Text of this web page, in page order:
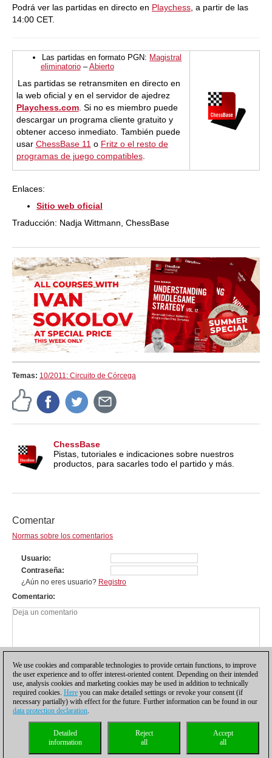
Podrá ver las partidas en directo en Playchess, a partir de las
14:00 CET.
Las partidas en formato PGN: Magistral
eliminatorio–Abierto
Las partidas se retransmiten en directo en
la web oficial y en el servidor de ajedrez
Playchess.com. Si no es miembro puede
descargar un programa cliente gratuito y
obtener acceso inmediato. También puede
usar ChessBase 11o Fritz o el resto de
programas de juego compatibles.
Enlaces:
Sitio web oficial
Traducción: Nadja Wittmann, ChessBase
Temas: 10/2011: Circuito de Córcega
ChessBase
Pistas, tutoriales e indicaciones sobre nuestros
productos, para sacarles todo el partido y más.
Comentar
Normas sobre los comentarios
Usuario
Contraseña
¿Aún no eres usuario? Registro
Comentario
Política de privacidad |Para contactar Cookies Management
Licencias
Compliance Hotline
We use cookies and comparable technologies to provide certain functions, to improve
the user experience and to offer interest-oriented content. Depending on their intended
use, analysis cookies and marketing cookies may be used in addition to technically
required cookies. Here you can make detailed settings or revoke your consent (if
necessary partially) with effect for the future. Further information can be found in our
data protection declaration.
Accept
all
Reject
all
Detailed
information